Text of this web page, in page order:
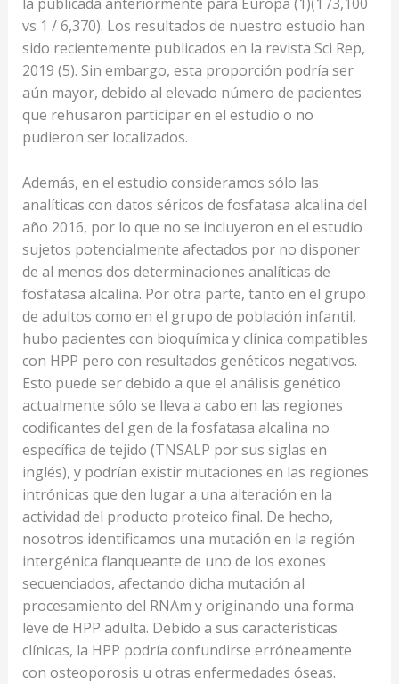
vs 1 / 6,370). Los resultados de nuestro estudio han
sido recientemente publicados en la revista Sci Rep,
2019 (5). Sin embargo, esta proporción podría ser
aún mayor, debido al elevado número de pacientes
que rehusaron participar en el estudio o no
pudieron ser localizados.
Además, en el estudio consideramos sólo las
analíticas con datos séricos de fosfatasa alcalina del
año 2016, por lo que no se incluyeron en el estudio
sujetos potencialmente afectados por no disponer
de al menos dos determinaciones analíticas de
fosfatasa alcalina. Por otra parte, tanto en el grupo
de adultos como en el grupo de población infantil,
hubo pacientes con bioquímica y clínica compatibles
con HPP pero con resultados genéticos negativos.
Esto puede ser debido a que el análisis genético
actualmente sólo se lleva a cabo en las regiones
codificantes del gen de la fosfatasa alcalina no
específica de tejido (TNSALP por sus siglas en
inglés), y podrían existir mutaciones en las regiones
intrónicas que den lugar a una alteración en la
actividad del producto proteico final. De hecho,
nosotros identificamos una mutación en la región
intergénica flanqueante de uno de los exones
secuenciados, afectando dicha mutación al
procesamiento del RNAm y originando una forma
leve de HPP adulta. Debido a sus características
clínicas, la HPP podría confundirse erróneamente
con osteoporosis u otras enfermedades óseas.